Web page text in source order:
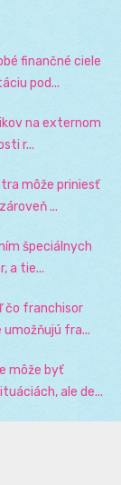
finančné ciele
pod...
na externom
r...
môže priniesť
...
špeciálnych
a tie...
čo franchisor
fra...
môže byť
ale de...